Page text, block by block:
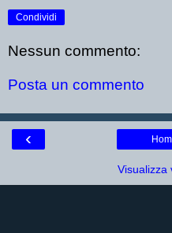
Condividi
Nessun commento:
Posta un commento
‹
Visualizza